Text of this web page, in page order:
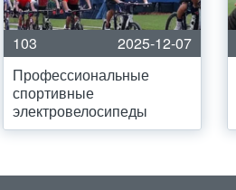
103
2025-12-07
Профессиональные
спортивные
электровелосипеды